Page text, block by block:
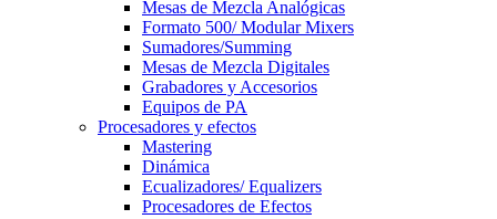
Mesas de Mezcla Analógicas
Formato 500/ Modular Mixers
Sumadores/Summing
Mesas de Mezcla Digitales
Grabadores y Accesorios
Equipos de PA
Procesadores y efectos
Mastering
Dinámica
Ecualizadores/ Equalizers
Procesadores de Efectos